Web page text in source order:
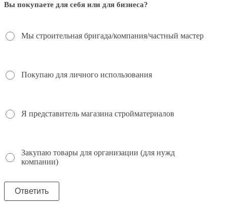
Вы покупаете для себя или для бизнеса?
Мы строительная бригада/компания/частный мастер
Покупаю для личного использования
Я представитель магазина стройматериалов
Закупаю товары для организации (для нужд
компании)